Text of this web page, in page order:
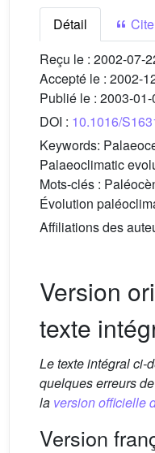
Détail
Reçu le : 2002-07-
Accepté le : 2002-
Publié le : 2003-01-
DOI : 10.1016/
Keywords:
Palaeoclimatic
Mots-clés :
Évolution
Affiliations des
Version
texte
Le texte intégral ci-
quelques erreurs
la version officielle
Version